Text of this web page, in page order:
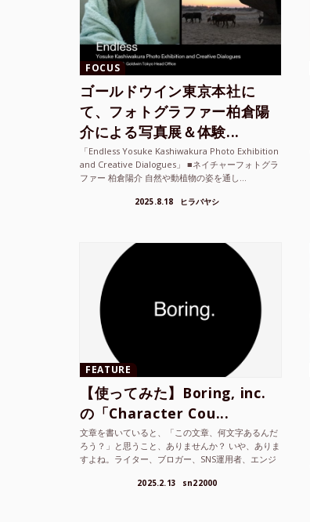
FOCUS
ゴールドウイン東京本社に
て、フォトグラファー柏倉陽
介による写真展＆体験...
「Endless Yosuke Kashiwakura Photo Exhibition
and Creative Dialogues」 ■ネイチャーフォトグラ
ファー 柏倉陽介 自然や動植物の姿を通し...
2025.8.18 ヒラバヤシ
FEATURE
【使ってみた】Boring, inc.
の「Character Cou...
文章を書いていると、「この文章、何文字あるんだ
ろう？」と思うこと、ありませんか？ いや、ありま
すよね。ライター、ブロガー、SNS運用者、エンジ
2025.2.13 sn22000